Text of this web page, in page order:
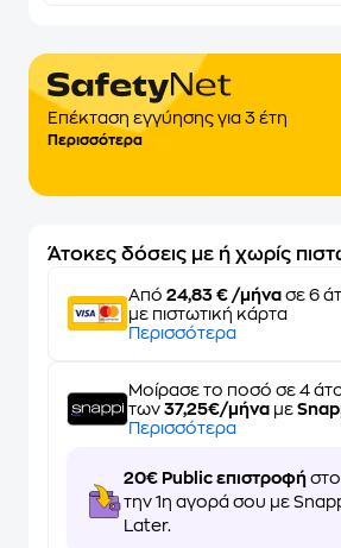
Επέκταση εγγύησης για 3 έτη
Περισσότερα
Άτοκες δόσεις με ή χωρίς
Από 24,83 € /μήνα σε 6
με πιστωτική κάρτα
Περισσότερα
Μοίρασε το ποσό σε 4
των 37,25€/μήνα με
Περισσότερα
20€ Public επιστροφή
την 1η αγορά σου με
Later.